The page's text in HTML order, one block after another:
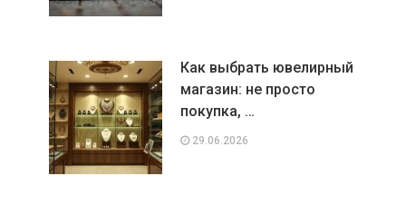
Как выбрать ювелирный
магазин: не просто
покупка, …
29.06.2026